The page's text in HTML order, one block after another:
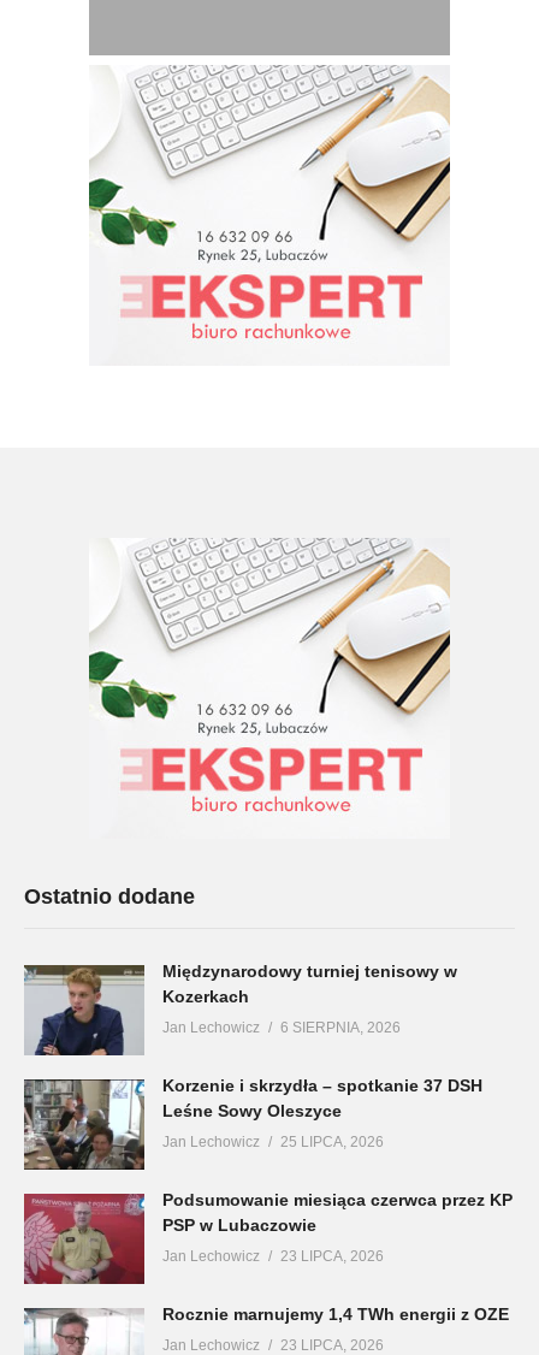
Ostatnio dodane
Międzynarodowy turniej tenisowy w
Kozerkach
Jan Lechowicz 6 SIERPNIA, 2026
Korzenie i skrzydła – spotkanie 37 DSH
Leśne Sowy Oleszyce
Jan Lechowicz 25 LIPCA, 2026
Podsumowanie miesiąca czerwca przez KP
PSP w Lubaczowie
Jan Lechowicz 23 LIPCA, 2026
Rocznie marnujemy 1,4 TWh energii z OZE
Jan Lechowicz 23 LIPCA, 2026